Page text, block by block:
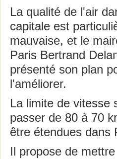
La qualité de l'air
capitale est
mauvaise, et le
Paris Bertrand
présenté son plan
l'améliorer.
La limite de vitesse
passer de 80 à 70
être étendues dans
Il propose de